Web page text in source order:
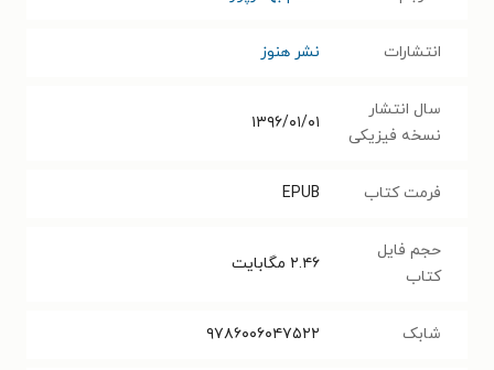
انتشارات نشر هنوز
سال انتشار
نسخه فیزیکی
۱۳۹۶/۰۱/۰۱
فرمت کتاب EPUB
حجم فایل
کتاب
۲.۴۶ مگابایت
شابک ۹۷۸۶۰۰۶۰۴۷۵۲۲